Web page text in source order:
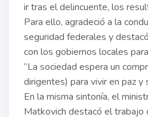
ir tras el delincuente, los
Para ello, agradeció a la
seguridad federales y
con los gobiernos locales
“La sociedad espera un
dirigentes) para vivir en paz y
En la misma sintonía, el
Matkovich destacó el trabajo